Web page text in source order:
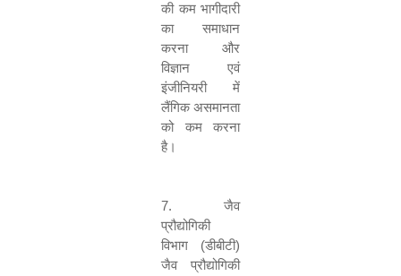
की कम भागीदारी
का समाधान
करना और
विज्ञान एवं
इंजीनियरी में
लैंगिक असमानता
को कम करना
है।
7. जैव
प्रौद्योगिकी
विभाग (डीबीटी)
जैव प्रौद्योगिकी